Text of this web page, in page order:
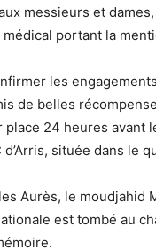
messieurs et
portant la
les
de belles
24 heures avant
d’Arris, située dans le
Aurès, le moudjahid
est tombé au